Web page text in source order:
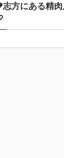
方にある精肉